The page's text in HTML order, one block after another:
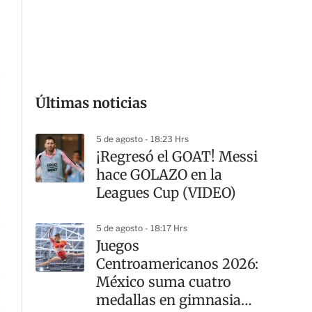
Últimas noticias
5 de agosto - 18:23 Hrs
¡Regresó el GOAT! Messi
hace GOLAZO en la
Leagues Cup (VIDEO)
5 de agosto - 18:17 Hrs
Juegos
Centroamericanos 2026:
México suma cuatro
medallas en gimnasia